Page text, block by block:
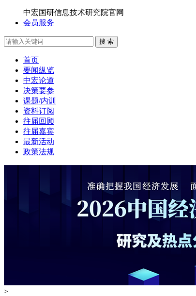
中宏国研信息技术研究院官网
会员服务
搜 索
首页
要闻纵览
中宏论道
决策要参
课题/内训
资料订阅
往届回顾
往届嘉宾
最新活动
政策法规
>